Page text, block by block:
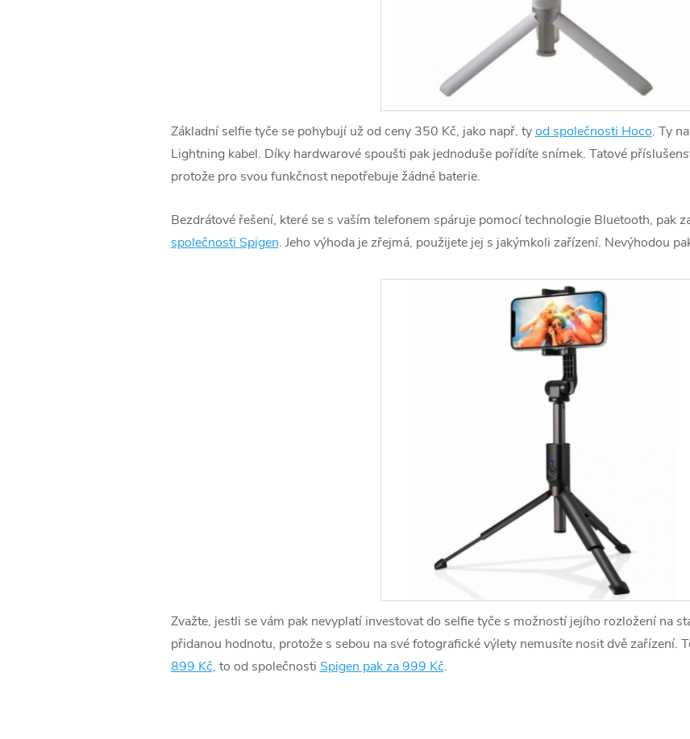
Základní selfie tyče se pohybují už od ceny 350 Kč, jako např. tyod společnosti Hoco. Ty
Lightning kabel. Díky hardwarové spoušti pak jednoduše pořídíte snímek. Tatové
protože pro svou funkčnost nepotřebuje žádné baterie.
Bezdrátové řešení, které se s vaším telefonem spáruje pomocí technologie Bluetooth, pak
společnosti Spigen. Jeho výhoda je zřejmá, použijete jej s jakýmkoli zařízení. Nevýhodou
Zvažte, jestli se vám pak nevyplatí investovat do selfie tyče s možností jejího rozložení na
přidanou hodnotu, protože s sebou na své fotografické výlety nemusíte nosit dvě zařízení.
899 Kč, to od společnosti Spigen pak za 999 Kč.